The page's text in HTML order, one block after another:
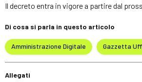
Il decreto entra in vigore a partire dal
Di cosa si parla in questo articolo
Amministrazione Digitale Gazzetta
Allegati